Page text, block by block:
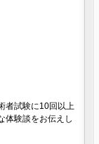
者試験に10回以上
体験談をお伝えし